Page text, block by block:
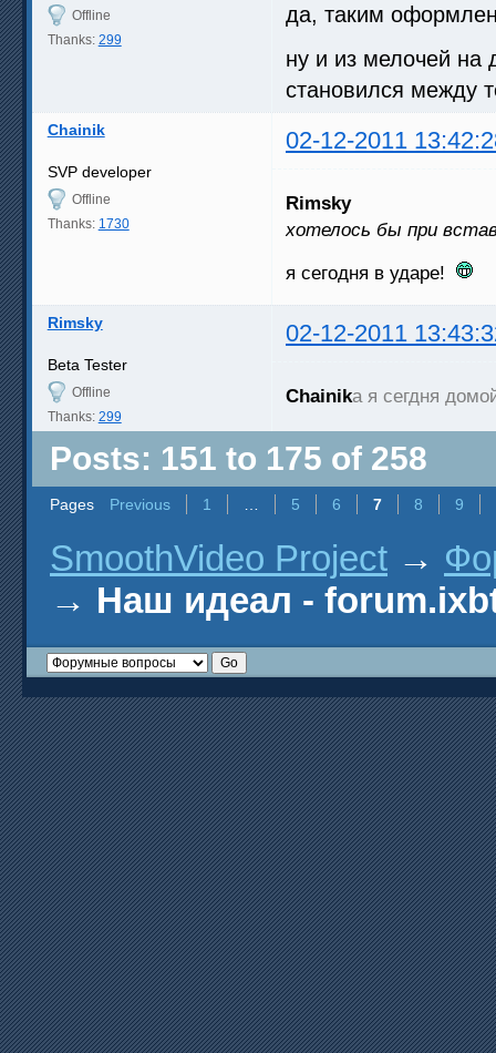
Offline
Thanks: 299
да, таким
ну и из мелочей на
становился между
Chainik 02-12-2011
SVP developer
Offline
Thanks: 1730
Rimsky
хотелось бы при
я сегодня в ударе!
Rimsky 02-12-2011
Beta Tester
Offline
Thanks: 299
Chainikа я сегдня
Posts: 151 to 175 of 258
Pages Previous 1 … 5 6 7 8 9
SmoothVideo Project →
→ Наш идеал -